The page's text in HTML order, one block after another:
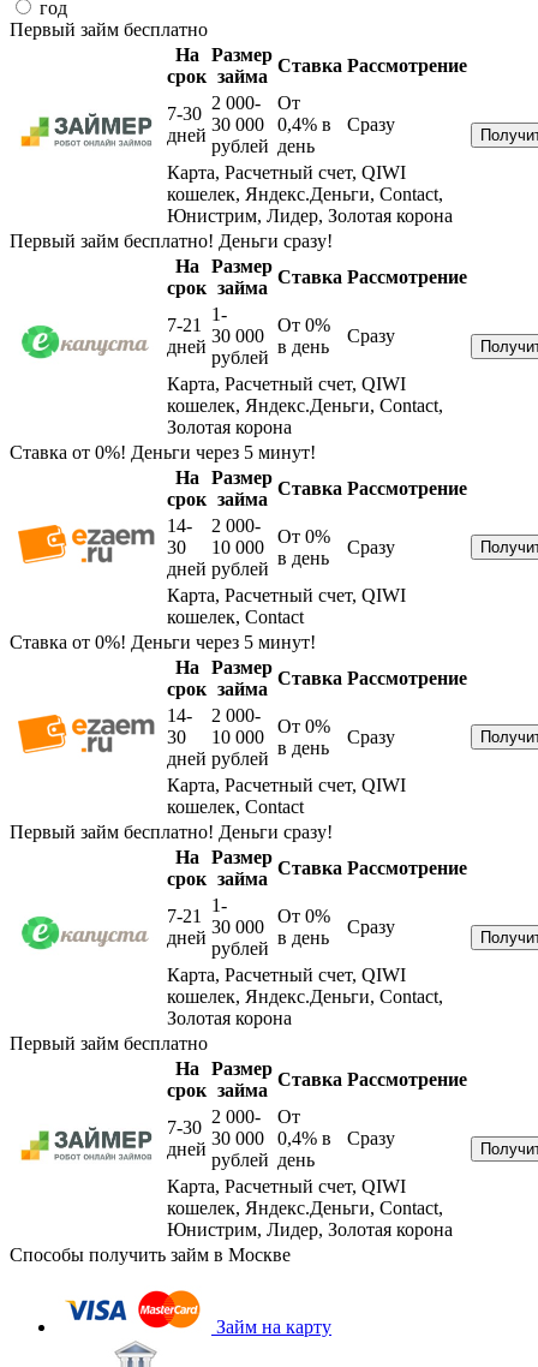
год
Первый займ бесплатно
На
срок
Размер
займа
Ставка Рассмотрение
7-30
дней
2 000-
30 000
рублей
От
0,4% в
день
Сразу
Карта, Расчетный счет, QIWI
кошелек, Яндекс.Деньги, Contact,
Юнистрим, Лидер, Золотая корона
Первый займ бесплатно! Деньги сразу!
На
срок
Размер
займа
Ставка Рассмотрение
7-21
дней
1-
30 000
рублей
От 0%
в день
Сразу
Карта, Расчетный счет, QIWI
кошелек, Яндекс.Деньги, Contact,
Золотая корона
Ставка от 0%! Деньги через 5 минут!
На
срок
Размер
займа
Ставка Рассмотрение
14-
30
дней
2 000-
10 000
рублей
От 0%
в день
Сразу
Карта, Расчетный счет, QIWI
кошелек, Contact
Ставка от 0%! Деньги через 5 минут!
На
срок
Размер
займа
Ставка Рассмотрение
14-
30
дней
2 000-
10 000
рублей
От 0%
в день
Сразу
Карта, Расчетный счет, QIWI
кошелек, Contact
Первый займ бесплатно! Деньги сразу!
На
срок
Размер
займа
Ставка Рассмотрение
7-21
дней
1-
30 000
рублей
От 0%
в день
Сразу
Карта, Расчетный счет, QIWI
кошелек, Яндекс.Деньги, Contact,
Золотая корона
Первый займ бесплатно
На
срок
Размер
займа
Ставка Рассмотрение
7-30
дней
2 000-
30 000
рублей
От
0,4% в
день
Сразу
Карта, Расчетный счет, QIWI
кошелек, Яндекс.Деньги, Contact,
Юнистрим, Лидер, Золотая корона
Способы получить займ в Москве
Займ на карту